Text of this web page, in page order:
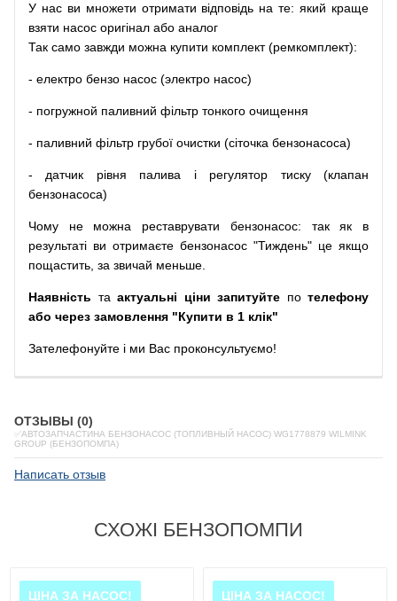
У нас ви множети отримати відповідь на те: який краще
взяти насос оригінал або аналог
Так само завжди можна купити комплект (ремкомплект):
- електро бензо насос (электро насос)
- погружной паливний фільтр тонкого очищення
- паливний фільтр грубої очистки (сіточка бензонасоса)
- датчик рівня палива і регулятор тиску (клапан
бензонасоса)
Чому не можна реставрувати бензонасос: так як
в
результаті ви отримаєте бензонасос "Тиждень" це якщо
пощастить, за звичай меньше.
Наявність та актуальні ціни запитуйте по телефону
або через замовлення "Купити в 1 клік"
Зателефонуйте і ми Вас проконсультуємо!
ОТЗЫВЫ (0)
✅АВТОЗАПЧАСТИНА БЕНЗОНАСОС (ТОПЛИВНЫЙ НАСОС) WG1778879 WILMINK
GROUP (БЕНЗОПОМПА)
Написать отзыв
СХОЖІ БЕНЗОПОМПИ
ЦІНА ЗА НАСОС! ЦІНА ЗА НАСОС!